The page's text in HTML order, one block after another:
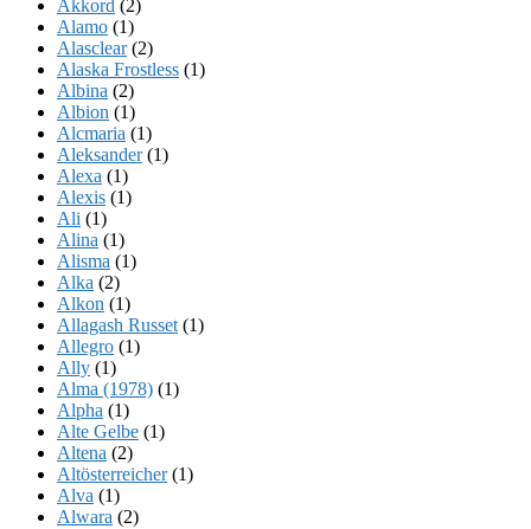
Akkord (2)
Alamo (1)
Alasclear(2)
Alaska Frostless (1)
Albina (2)
Albion (1)
Alcmaria (1)
Aleksander(1)
Alexa (1)
Alexis (1)
Ali (1)
Alina (1)
Alisma (1)
Alka (2)
Alkon (1)
Allagash Russet (1)
Allegro (1)
Ally (1)
Alma (1978) (1)
Alpha (1)
Alte Gelbe (1)
Altena (2)
Altösterreicher(1)
Alva (1)
Alwara (2)